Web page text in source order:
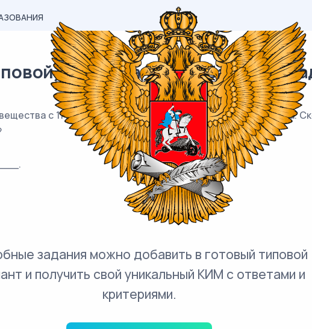
материал ЕГЭ / База / 20
с 11 кг 15-процентного раствора этого же вещества.
задания можно добавить в готовый типовой
и получить свой уникальный КИМ с ответами и
критериями.